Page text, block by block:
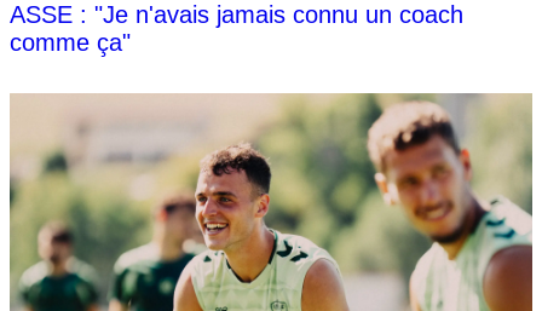
ASSE : "Je n'avais jamais connu un coach
comme ça"